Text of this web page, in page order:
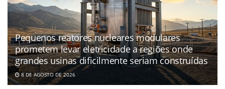
Pequenos reatores nucleares modulares
prometem levar eletricidade a regiões onde
grandes usinas dificilmente seriam construídas
8 DE AGOSTO DE 2026